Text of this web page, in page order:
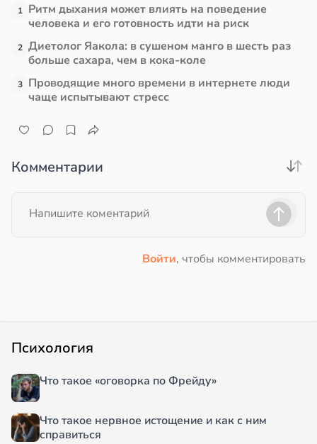
1 Ритм дыхания может влиять на поведение
человека и его готовность идти на риск
2 Диетолог Яакола: в сушеном манго в шесть раз
больше сахара, чем в кока-коле
3 Проводящие много времени в интернете люди
чаще испытывают стресс
Комментарии
Войти, чтобы комментировать
Психология
Что такое «оговорка по Фрейду»
Что такое нервное истощение и как с ним
справиться